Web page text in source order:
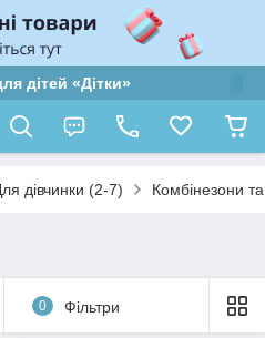
дітей «Дітки»
дівчинки (2-7) Комбінезони
0 Фільтри